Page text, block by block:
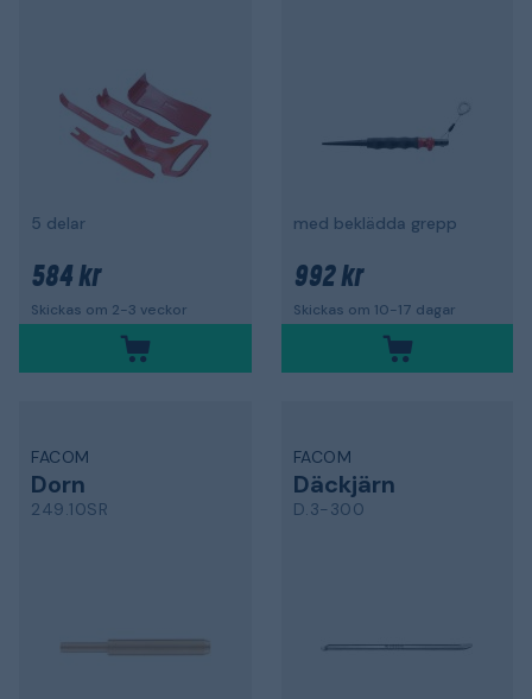
5 delar
584 kr
Skickas om 2-3 veckor
med beklädda grepp
992 kr
Skickas om 10-17 dagar
FACOM
Dorn
249.10SR
FACOM
Däckjärn
D.3-300